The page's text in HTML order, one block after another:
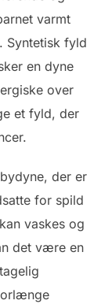
varmt
Syntetisk fyld
en dyne
over
et fyld, der
der er
for spild
vaskes og
det være en